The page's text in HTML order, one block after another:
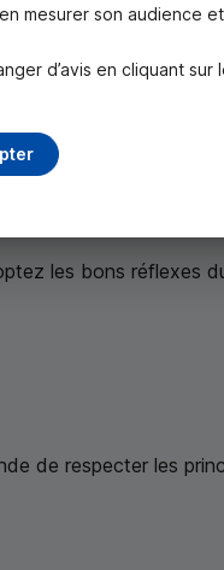
les bons réflexes
de respecter les
mesurer son audience
d’avis en cliquant sur